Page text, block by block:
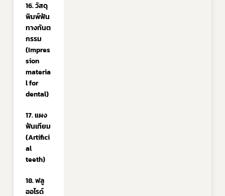
16. วัสดุ
พิมพ์ฟัน
ทางทันต
กรรม
(Impres
sion
materia
l for
dental)
17. แผง
ฟันเทียม
(Artifici
al
teeth)
18. ฟลู
ออไรด์